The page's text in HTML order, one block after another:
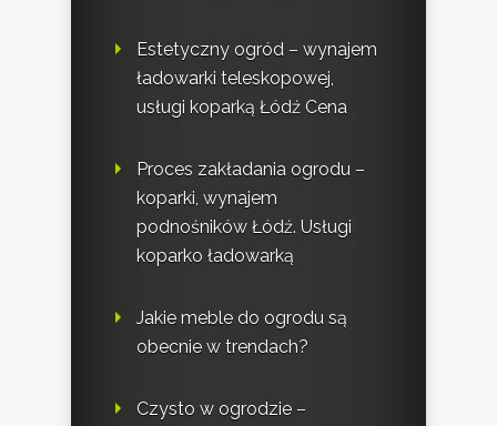
Estetyczny ogród – wynajem
ładowarki teleskopowej,
usługi koparką Łódź Cena
Proces zakładania ogrodu –
koparki, wynajem
podnośników Łódź. Usługi
koparko ładowarką
Jakie meble do ogrodu są
obecnie w trendach?
Czysto w ogrodzie –